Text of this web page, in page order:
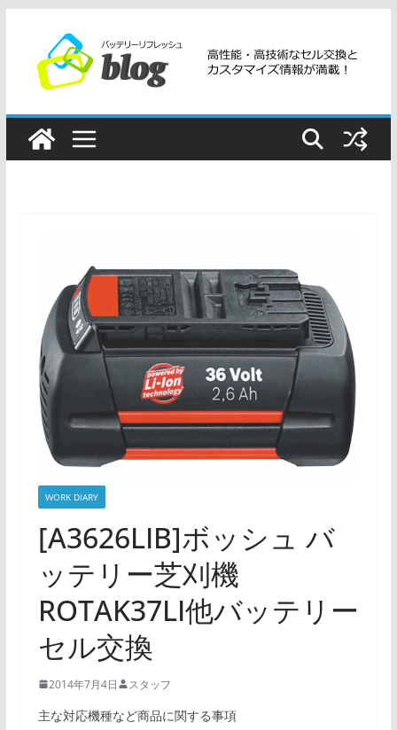
ツ
WORK DIARY
[A3626LIB]ボッシュ バ
ッテリー芝刈機
ROTAK37LI他バッテリー
セル交換
2014年7月4日 スタッフ
主な対応機種など商品に関する事項